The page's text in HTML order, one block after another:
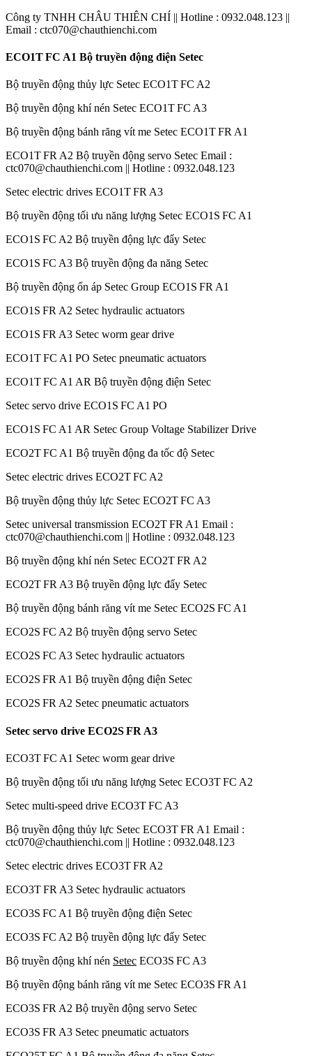
Công ty TNHH CHÂU THIÊN CHÍ || Hotline : 0932.048.123 ||
Email : ctc070@chauthienchi.com
ECO1T FC A1 Bộ truyền động điện Setec
Bộ truyền động thủy lực Setec ECO1T FC A2
Bộ truyền động khí nén Setec ECO1T FC A3
Bộ truyền động bánh răng vít me Setec ECO1T FR A1
ECO1T FR A2 Bộ truyền động servo Setec Email :
ctc070@chauthienchi.com || Hotline : 0932.048.123
Setec electric drives ECO1T FR A3
Bộ truyền động tối ưu năng lượng Setec ECO1S FC A1
ECO1S FC A2 Bộ truyền động lực đẩy Setec
ECO1S FC A3 Bộ truyền động đa năng Setec
Bộ truyền động ổn áp Setec Group ECO1S FR A1
ECO1S FR A2 Setec hydraulic actuators
ECO1S FR A3 Setec worm gear drive
ECO1T FC A1 PO Setec pneumatic actuators
ECO1T FC A1 AR Bộ truyền động điện Setec
Setec servo drive ECO1S FC A1 PO
ECO1S FC A1 AR Setec Group Voltage Stabilizer Drive
ECO2T FC A1 Bộ truyền động đa tốc độ Setec
Setec electric drives ECO2T FC A2
Bộ truyền động thủy lực Setec ECO2T FC A3
Setec universal transmission ECO2T FR A1 Email :
ctc070@chauthienchi.com || Hotline : 0932.048.123
Bộ truyền động khí nén Setec ECO2T FR A2
ECO2T FR A3 Bộ truyền động lực đẩy Setec
Bộ truyền động bánh răng vít me Setec ECO2S FC A1
ECO2S FC A2 Bộ truyền động servo Setec
ECO2S FC A3 Setec hydraulic actuators
ECO2S FR A1 Bộ truyền động điện Setec
ECO2S FR A2 Setec pneumatic actuators
Setec servo drive ECO2S FR A3
ECO3T FC A1 Setec worm gear drive
Bộ truyền động tối ưu năng lượng Setec ECO3T FC A2
Setec multi-speed drive ECO3T FC A3
Bộ truyền động thủy lực Setec ECO3T FR A1 Email :
ctc070@chauthienchi.com || Hotline : 0932.048.123
Setec electric drives ECO3T FR A2
ECO3T FR A3 Setec hydraulic actuators
ECO3S FC A1 Bộ truyền động điện Setec
ECO3S FC A2 Bộ truyền động lực đẩy Setec
Bộ truyền động khí nén Setec ECO3S FC A3
Bộ truyền động bánh răng vít me Setec ECO3S FR A1
ECO3S FR A2 Bộ truyền động servo Setec
ECO3S FR A3 Setec pneumatic actuators